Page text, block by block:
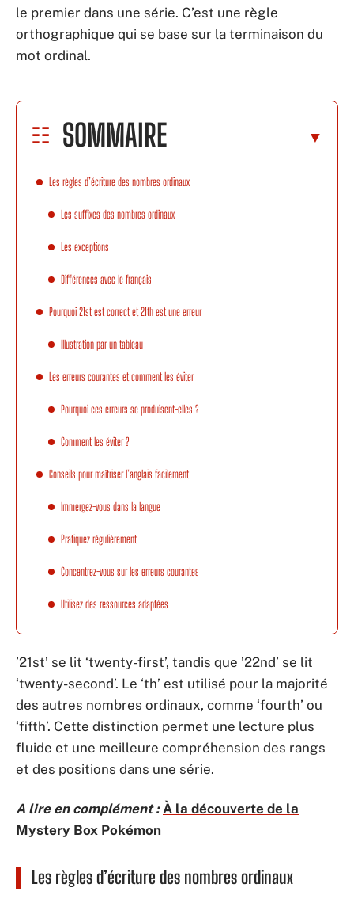
le premier dans une série. C’est une règle
orthographique qui se base sur la terminaison du
mot ordinal.
SOMMAIRE
Les règles d’écriture des nombres ordinaux
Les suffixes des nombres ordinaux
Les exceptions
Différences avec le français
Pourquoi 21st est correct et 21th est une erreur
Illustration par un tableau
Les erreurs courantes et comment les éviter
Pourquoi ces erreurs se produisent-elles ?
Comment les éviter ?
Conseils pour maîtriser l’anglais facilement
Immergez-vous dans la langue
Pratiquez régulièrement
Concentrez-vous sur les erreurs courantes
Utilisez des ressources adaptées
’21st’ se lit ‘twenty-first’, tandis que ’22nd’ se lit
‘twenty-second’. Le ‘th’ est utilisé pour la majorité
des autres nombres ordinaux, comme ‘fourth’ ou
‘fifth’. Cette distinction permet une lecture plus
fluide et une meilleure compréhension des rangs
et des positions dans une série.
A lire en complément : À la découverte de la
Mystery Box Pokémon
Les règles d’écriture des nombres ordinaux